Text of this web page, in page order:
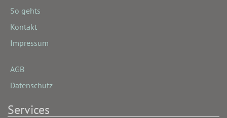
So gehts
Kontakt
Impressum
AGB
Datenschutz
Services